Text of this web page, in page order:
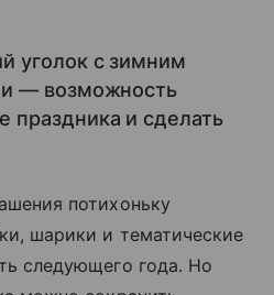
уголок с зимним
— возможность
праздника и сделать
потихоньку
шарики и тематические
следующего года. Но